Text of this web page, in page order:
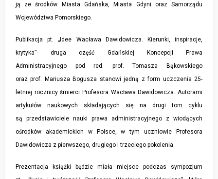
ją ze środków Miasta Gdańska, Miasta Gdyni oraz Samorządu
Województwa Pomorskiego.
Publikacja pt. „Idee Wacława Dawidowicza. Kierunki, inspiracje,
krytyka”- druga część Gdańskiej Koncepcji Prawa
Administracyjnego pod red. prof. Tomasza Bąkowskiego
oraz prof. Mariusza Bogusza stanowi jedną z form uczczenia 25-
letniej rocznicy śmierci Profesora Wacława Dawidowicza. Autorami
artykułów naukowych składających się na drugi tom cyklu
są przedstawiciele nauki prawa administracyjnego z wiodących
ośrodków akademickich w Polsce, w tym uczniowie Profesora
Dawidowicza z pierwszego, drugiego i trzeciego pokolenia.
Prezentacja książki będzie miała miejsce podczas sympozjum